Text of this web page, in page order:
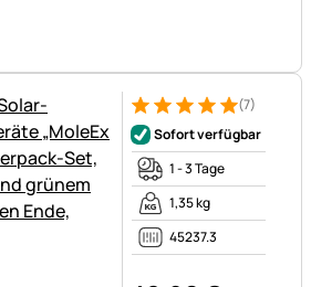
Bewertung: 5 von 5 (7
7 Bewertungen
(7)
Sofort verfügbar
1 - 3 Tage
1,35 kg
45237.3